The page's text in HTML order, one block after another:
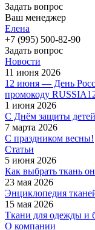
Задать вопрос
Ваш менеджер
Елена
+7 (995) 500-82-90
Задать вопрос
Новости
11 июня 2026
12 июня — День
промокоду
1 июня 2026
С Днём защиты
7 марта 2026
С праздником весны!
Статьи
5 июня 2026
Как выбрать ткань
23 мая 2026
Энциклопедия
15 мая 2026
Ткани для одежды и
О компании